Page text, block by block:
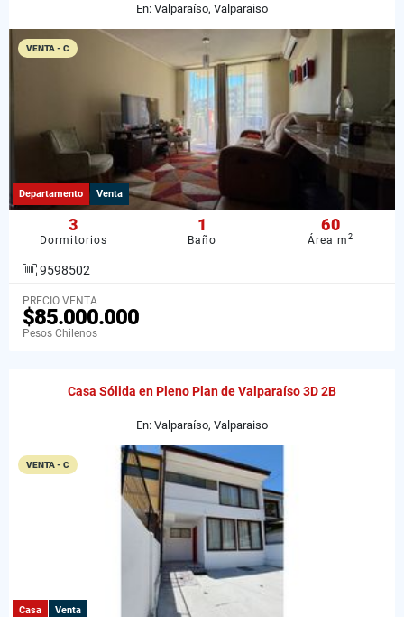
En: Valparaíso, Valparaiso
VENTA - C
Departamento Venta
3
Dormitorios
1
Baño
60
Área m2
9598502
PRECIO VENTA
$85.000.000
Pesos Chilenos
Casa Sólida en Pleno Plan de Valparaíso 3D 2B
En: Valparaíso, Valparaiso
VENTA - C
Casa Venta